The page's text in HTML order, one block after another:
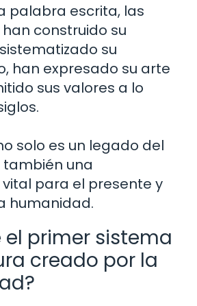
palabra escrita, las
construido su
su
han expresado su arte
sus valores a lo
solo es un legado del
también una
para el presente y
humanidad.
el primer sistema
creado por la